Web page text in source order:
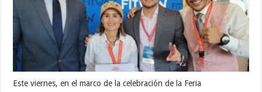
Este viernes, en el marco de la celebración de la Feria